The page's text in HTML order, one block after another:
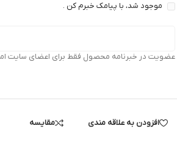
موجود شد، با پیامک خبرم کن .
عضویت در خبرنامه محصول فقط برای اعضای سایت
مقایسه افزودن به علاقه مندی